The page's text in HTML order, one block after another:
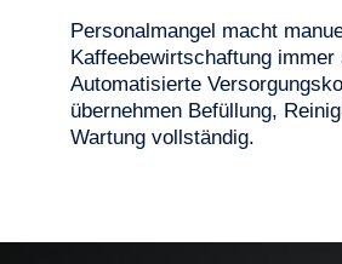
Personalmangel macht
Kaffeebewirtschaftung immer
Automatisierte
übernehmen Befüllung,
Wartung vollständig.